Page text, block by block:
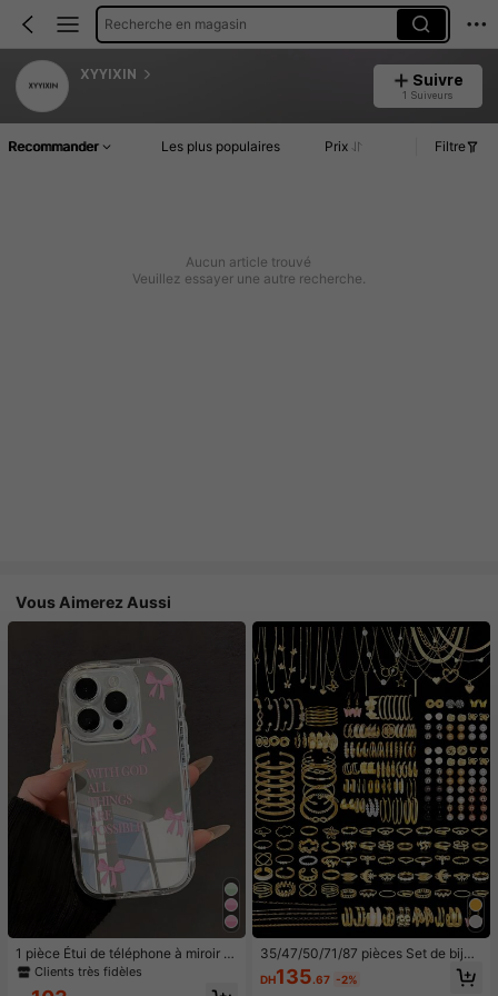
Recherche en magasin
XYYIXIN Suivre
1 Suiveurs
Recommander Les plus populaires Prix Filtre
Aucun article trouvé
Veuillez essayer une autre recherche.
Vous Aimerez Aussi
1 pièce Étui de téléphone à miroir ro
se minimaliste, style fille avec motif
Clients très fidèles
35/47/50/71/87 pièces Set de bijou
x style bohème, comprenant des bo
ucles d'oreilles, colliers, bagues, br
DH135.67 -2%